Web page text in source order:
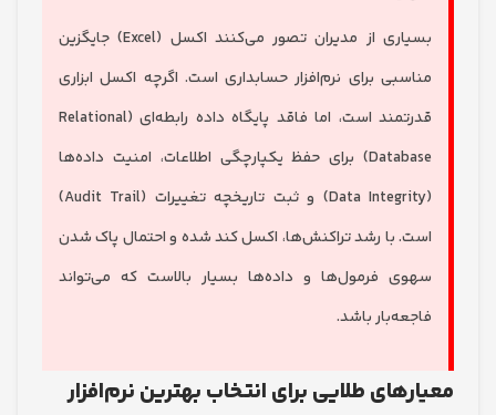
بسیاری از مدیران تصور می‌کنند اکسل (Excel) جایگزین
برای نرم‌افزار حسابداری است. اگرچه اکسل ابزاری
قدرتمند است، اما فاقد پایگاه داده رابطه‌ای (Relational
Database) برای حفظ یکپارچگی اطلاعات، امنیت داده‌ها
(Data Integrity) و ثبت تاریخچه تغییرات (Audit Trail)
با رشد تراکنش‌ها، اکسل کند شده و احتمال پاک شدن
فرمول‌ها و داده‌ها بسیار بالاست که می‌تواند
باشد.
طلایی برای انتخاب بهترین نرم‌افزار